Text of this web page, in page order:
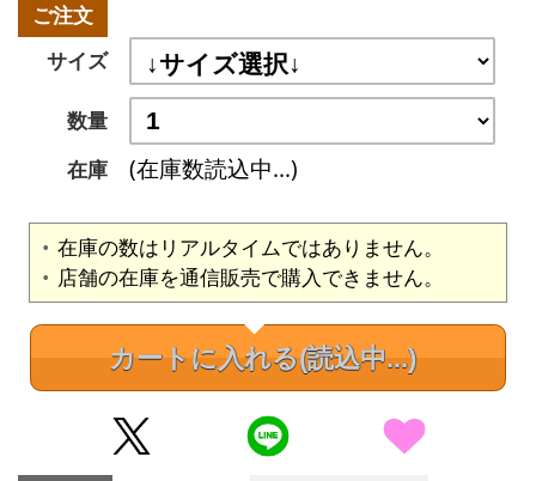
ご注文
サイズ
数量
在庫
(在庫数読込中...)
在庫の数はリアルタイムではありません。
店舗の在庫を通信販売で購入できません。
カートに入れる(読込中...)